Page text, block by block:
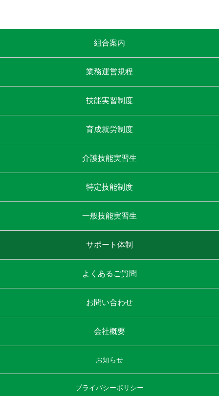
組合案内
業務運営規程
技能実習制度
育成就労制度
介護技能実習生
特定技能制度
一般技能実習生
サポート体制
よくあるご質問
お問い合わせ
会社概要
お知らせ
プライバシーポリシー